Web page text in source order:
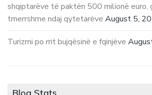
shqiptarëve të paktën 500 milionë euro,
tmerrshme ndaj qytetarëve August 5,
Turizmi po rrit bujqësinë e fqinjëve